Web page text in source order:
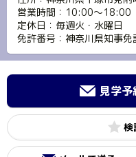
営業時間：10:00～18:00
定休日：毎週火・水曜日
免許番号：神奈川県知事
見学予
検